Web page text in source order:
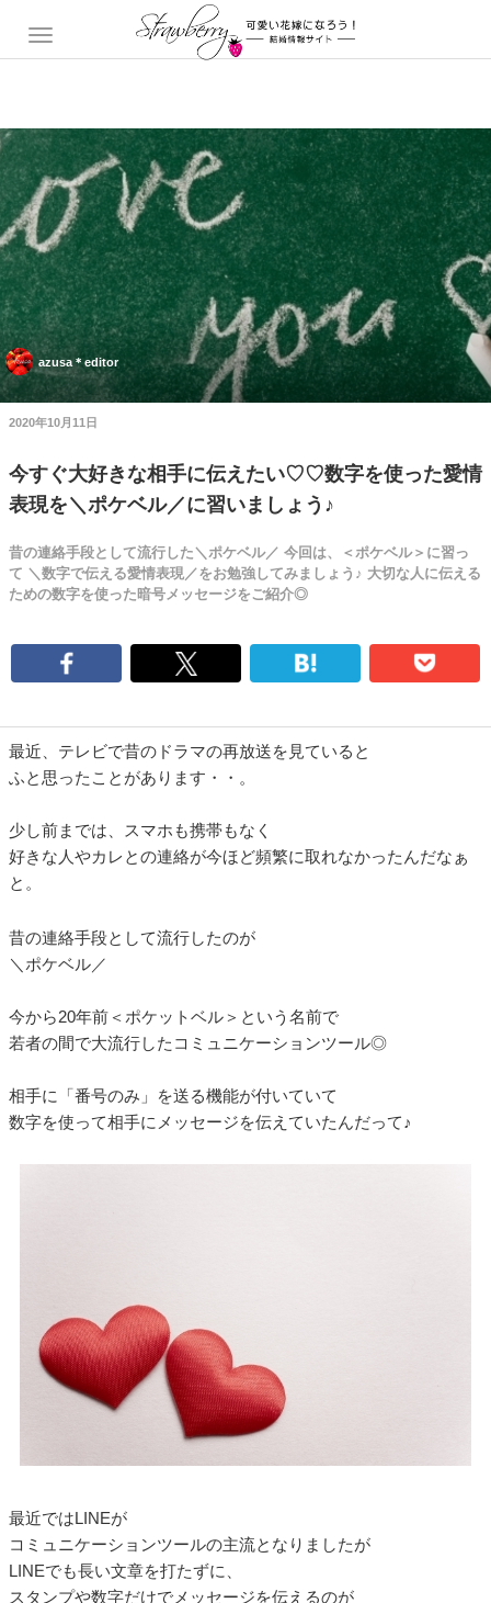
azusa＊editor
2020年10月11日
今すぐ大好きな相手に伝えたい♡♡数字を使った愛情
表現を＼ポケベル／に習いましょう♪
昔の連絡手段として流行した＼ポケベル／ 今回は、＜ポケベル＞に習っ
て ＼数字で伝える愛情表現／をお勉強してみましょう♪ 大切な人に伝える
ための数字を使った暗号メッセージをご紹介◎
最近、テレビで昔のドラマの再放送を見ていると
ふと思ったことがあります・・。
少し前までは、スマホも携帯もなく
好きな人やカレとの連絡が今ほど頻繁に取れなかったんだなぁ
と。
昔の連絡手段として流行したのが
＼ポケベル／
今から20年前＜ポケットベル＞という名前で
若者の間で大流行したコミュニケーションツール◎
相手に「番号のみ」を送る機能が付いていて
数字を使って相手にメッセージを伝えていたんだって♪
最近ではLINEが
コミュニケーションツールの主流となりましたが
LINEでも長い文章を打たずに、
スタンプや数字だけでメッセージを伝えるのが